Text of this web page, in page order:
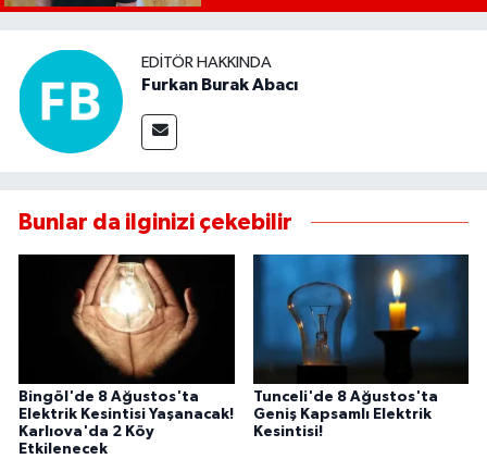
EDITÖR HAKKINDA
Furkan Burak Abacı
Bunlar da ilginizi çekebilir
Bingöl'de 8 Ağustos'ta
Elektrik Kesintisi Yaşanacak!
Karlıova'da 2 Köy
Etkilenecek
Tunceli'de 8 Ağustos'ta
Geniş Kapsamlı Elektrik
Kesintisi!